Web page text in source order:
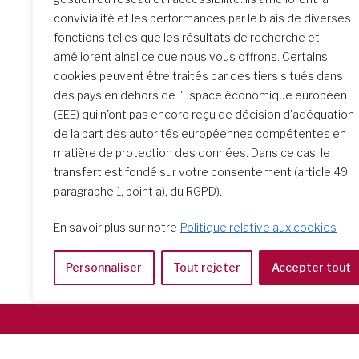
convivialité et les performances par le biais de diverses
fonctions telles que les résultats de recherche et
améliorent ainsi ce que nous vous offrons. Certains
cookies peuvent être traités par des tiers situés dans
des pays en dehors de l'Espace économique européen
(EEE) qui n'ont pas encore reçu de décision d'adéquation
de la part des autorités européennes compétentes en
matière de protection des données. Dans ce cas, le
transfert est fondé sur votre consentement (article 49,
paragraphe 1, point a), du RGPD).
En savoir plus sur notre Politique relative aux cookies
Personnaliser Tout rejeter Accepter tout